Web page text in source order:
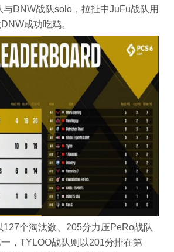
与DNW战队solo，拉扯中JuFu战队用
成功吃鸡。
个淘汰数、205分力压PeRo战队
，TYLOO战队则以201分排在第